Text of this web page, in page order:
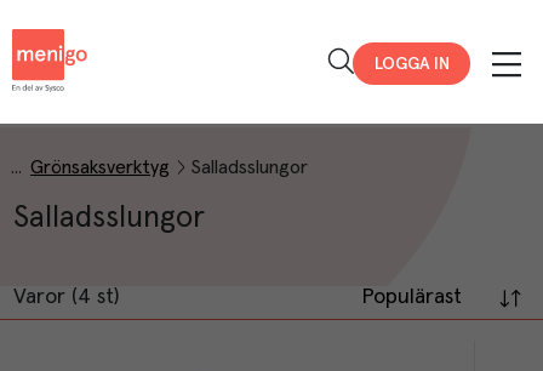
LOGGA IN
Grönsaksverktyg Salladsslungor
Salladsslungor
Varor (4 st) Populärast